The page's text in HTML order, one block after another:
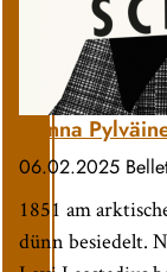
Hanna
06.02.2025
1851 am
dünn besiedelt.